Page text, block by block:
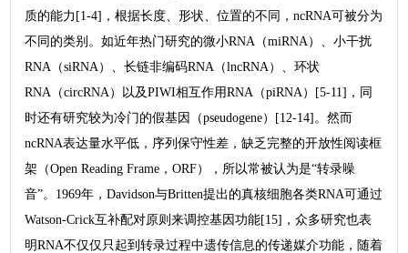
质的能力[1-4]，根据长度、形状、位置的不同，ncRNA可被分为
不同的类别。如近年热门研究的微小RNA（miRNA）、小干扰
RNA（siRNA）、长链非编码RNA（lncRNA）、环状
RNA（circRNA）以及PIWI相互作用RNA（piRNA）[5-11]，同
时还有研究较为冷门的假基因（pseudogene）[12-14]。然而
ncRNA表达量水平低，序列保守性差，缺乏完整的开放性阅读框
架（Open Reading Frame，ORF），所以常被认为是“转录噪
音”。1969年，Davidson与Britten提出的真核细胞各类RNA可通过
Watson-Crick互补配对原则来调控基因功能[15]，众多研究也表
明RNA不仅仅只起到转录过程中遗传信息的传递媒介功能，随着